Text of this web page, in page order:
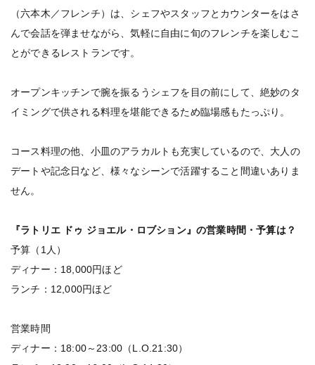
（六本木／フレンチ）は、シェフやスタッフとカウンターをはさ
んで会話を弾ませながら、気軽に自由に旬のフレンチを楽しむこ
とができるレストランです。
オープンキッチンで腕を振るうシェフを目の前にして、絶妙のタ
イミングで供される料理を堪能できるため臨場感もたっぷり。
コース料理の他、小皿のアラカルトも充実しているので、大人の
デートや記念日など、様々なシーンで活躍すること間違いありま
せん。
『ラトリエ ドゥ ジョエル・ロブション』の営業時間・予算は？
予算（1人）
ディナー：18,000円ほど
ランチ：12,000円ほど
営業時間
ディナー：18:00～23:00（L.O.21:30）